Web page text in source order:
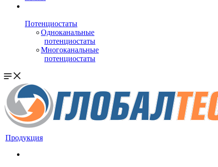
Потенциостаты
Одноканальные
потенциостаты
Многоканальные
потенциостаты
Продукция